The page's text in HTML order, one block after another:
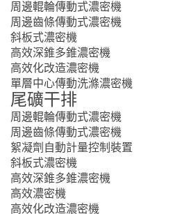
周邊輥輪傳動式濃密機
周邊齒條傳動式濃密機
斜板式濃密機
高效深錐多錐濃密機
高效化改造濃密機
單層中心傳動洗滌濃密機
尾礦干排
周邊輥輪傳動式濃密機
周邊齒條傳動式濃密機
絮凝劑自動計量控制裝置
斜板式濃密機
高效深錐多錐濃密機
高效濃密機
高效化改造濃密機